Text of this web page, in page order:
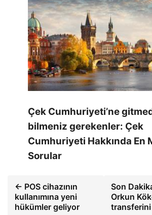
Çek Cumhuriyeti’ne
bilmeniz gerekenler: Çek
Cumhuriyeti Hakkında En
Sorular
← POS cihazının
kullanımına yeni
hükümler geliyor
Son
Orkun